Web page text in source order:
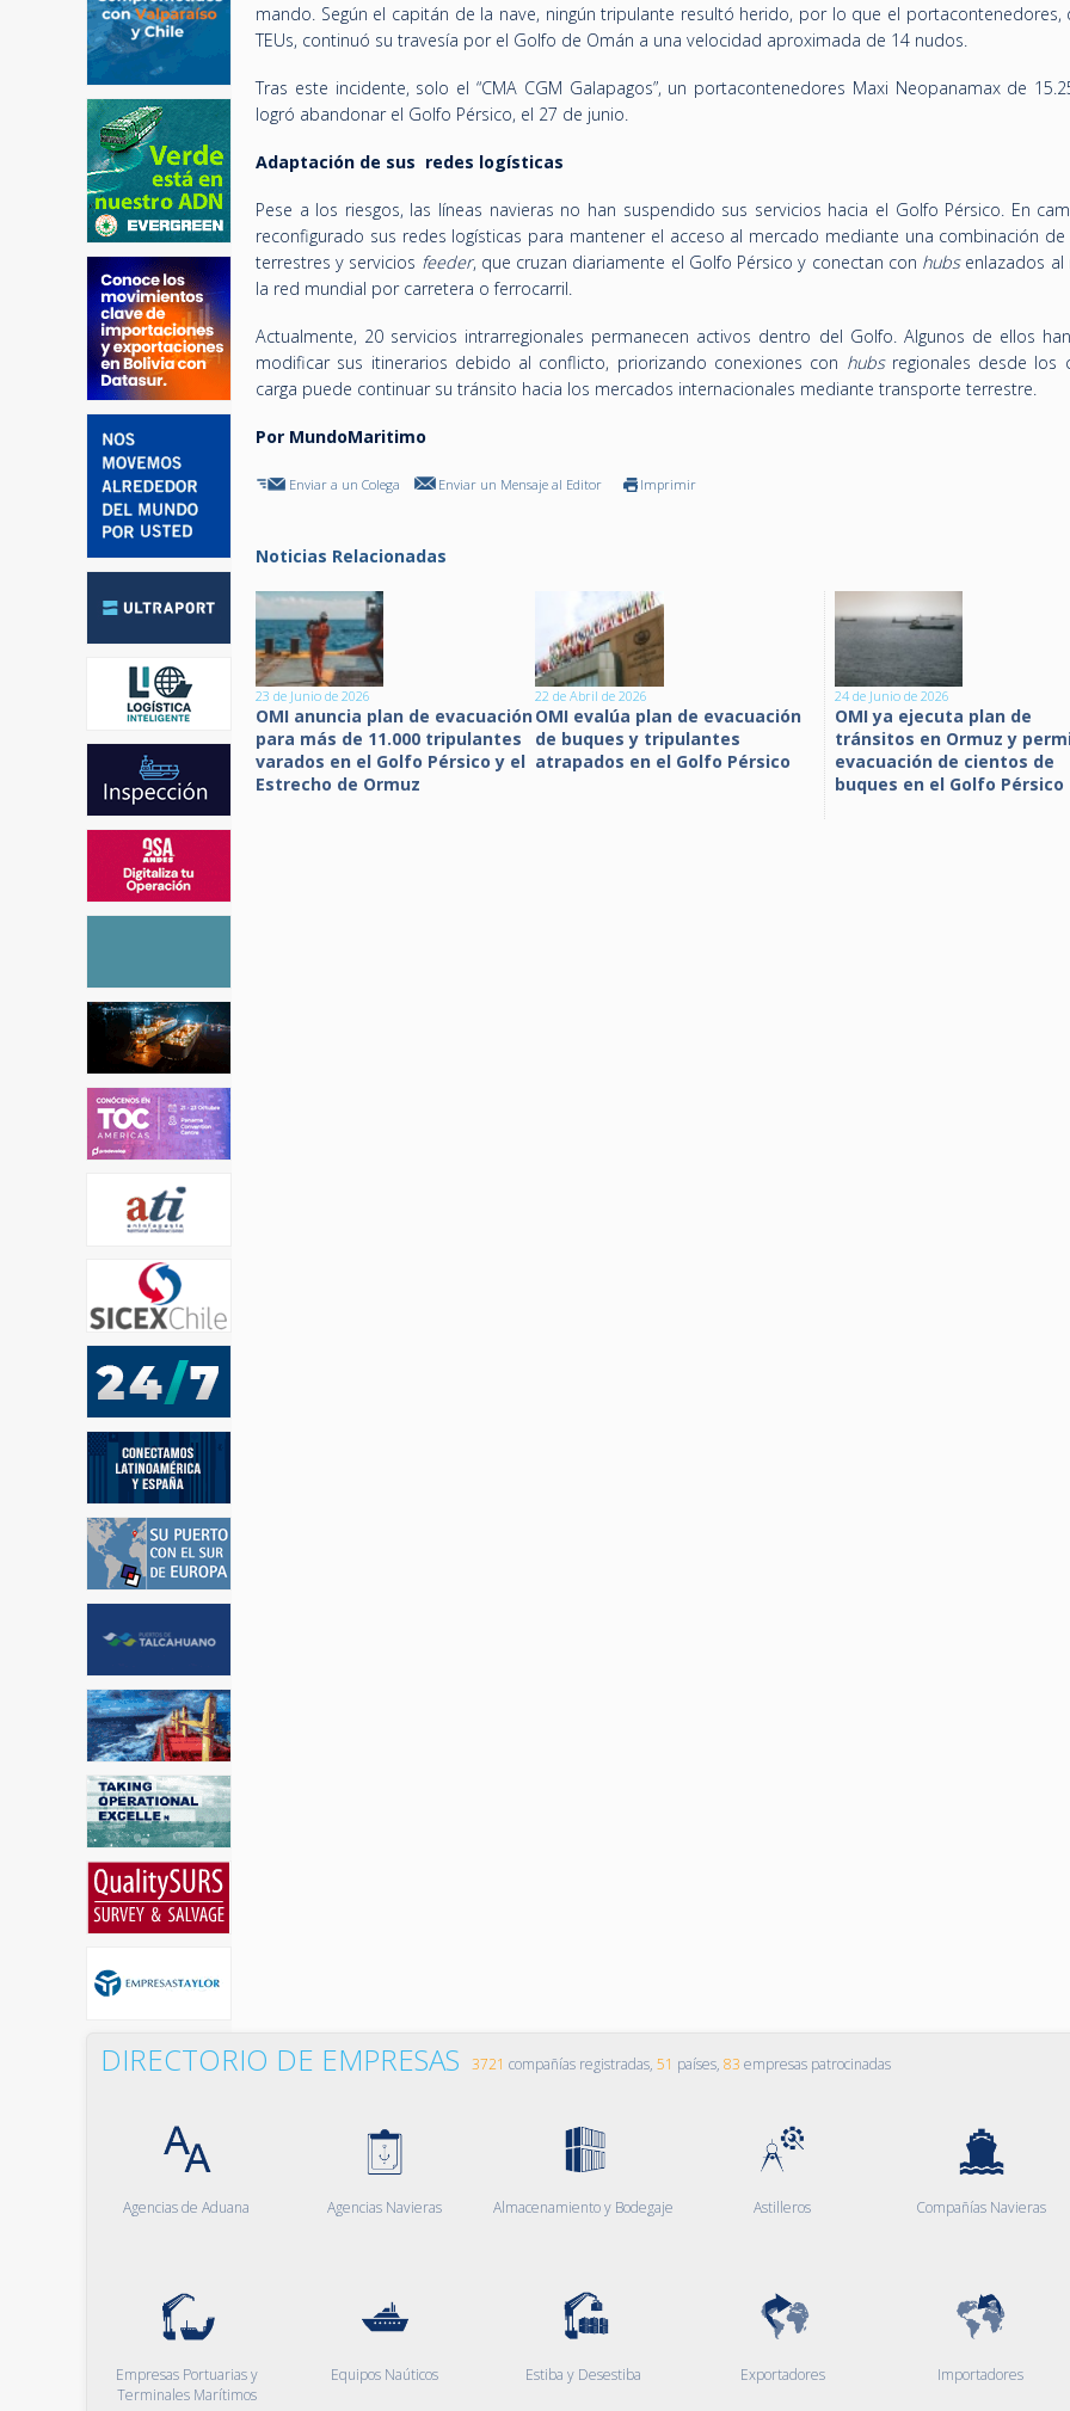
mando. Según el capitán de la nave, ningún tripulante resultó herido, por lo que el portacontenedores,
TEUs, continuó su travesía por el Golfo de Omán a una velocidad aproximada de 14 nudos.
Tras este incidente, solo el “CMA CGM Galapagos”, un portacontenedores Maxi Neopanamax de
logró abandonar el Golfo Pérsico, el 27 de junio.
Adaptación de sus redes logísticas
Pese a los riesgos, las líneas navieras no han suspendido sus servicios hacia el Golfo Pérsico. En
reconfigurado sus redes logísticas para mantener el acceso al mercado mediante una combinación de
terrestres y servicios feeder, que cruzan diariamente el Golfo Pérsico y conectan con hubsenlazados al
la red mundial por carretera o ferrocarril.
Actualmente, 20 servicios intrarregionales permanecen activos dentro del Golfo. Algunos de ellos
modificar sus itinerarios debido al conflicto, priorizando conexiones con hubsregionales desde los
carga puede continuar su tránsito hacia los mercados internacionales mediante transporte terrestre.
Por MundoMaritimo
Enviar a un Colega Enviar un Mensaje al Editor Imprimir
Noticias Relacionadas
23 de Junio de 2026
OMI anuncia plan de evacuación
para más de 11.000 tripulantes
varados en el Golfo Pérsico y el
Estrecho de Ormuz
22 de Abril de 2026
OMI evalúa plan de evacuación
de buques y tripulantes
atrapados en el Golfo Pérsico
24 de Junio de 2026
OMI ya ejecuta plan de
tránsitos en Ormuz y
evacuación de cientos de
buques en el Golfo Pérsico
DIRECTORIO DE EMPRESAS 3721 compañías registradas, 51 países, 83 empresas patrocinadas
Agencias de Aduana Agencias Navieras Almacenamiento y Bodegaje Astilleros Compañías Navieras
Empresas Portuarias y
Terminales Marítimos
Equipos Naúticos Estiba y Desestiba Exportadores Importadores